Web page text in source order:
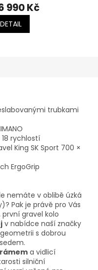
990 Kč
DETAIL
trubkami
18 rychlostí
King SK Sport 700 ×
ErgoGrip
nemáte v oblibě úzká
Pak je právě pro Vás
první gravel kolo
v nabídce naší značky
s dobrou
a vidlicí
silniční